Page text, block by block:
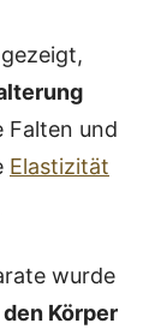
Falten und
Elastizität
wurde
den Körper